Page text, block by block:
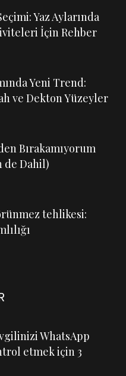
Yaz Aylarında
İçin Rehber
Yeni Trend:
ve Dekton Yüzeyler
Bırakamıyorum
de Dahil)
tehlikesi:
WhatsApp
etmek için 3